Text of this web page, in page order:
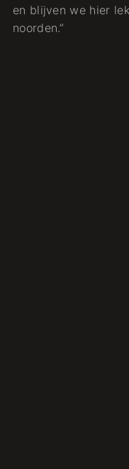
en blijven we hier
noorden.”